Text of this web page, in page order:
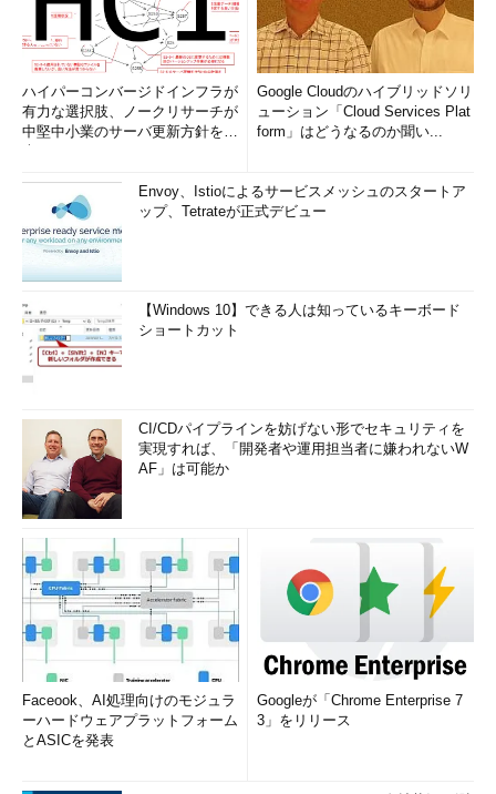
ハイパーコンバージドインフラが
有力な選択肢、ノークリサーチが
中堅中小業のサーバ更新方針を調
Google Cloudのハイブリッドソリ
ューション「Cloud Services Plat
form」はどうなるのか聞い...
Envoy、Istioによるサービスメッシュのスタートア
ップ、Tetrateが正式デビュー
【Windows 10】できる人は知っているキーボード
ショートカット
CI/CDパイプラインを妨げない形でセキュリティを
実現すれば、「開発者や運用担当者に嫌われないW
AF」は可能か
Faceook、AI処理向けのモジュラ
ーハードウェアプラットフォーム
とASICを発表
Googleが「Chrome Enterprise 7
3」をリリース